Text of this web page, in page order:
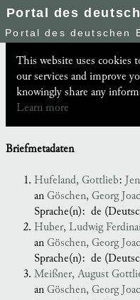
This website uses cookies
our services and improve
knowingly share any
Learn more
Briefmetadaten
Hufeland, Gottlieb:
anGöschen, Georg
Sprache(n): de
Huber, Ludwig
anGöschen, Georg
Sprache(n): de
Meißner, August
anGöschen, Georg